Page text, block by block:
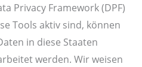
Privacy Framework (DPF)
Tools aktiv sind, können
in diese Staaten
werden. Wir weisen